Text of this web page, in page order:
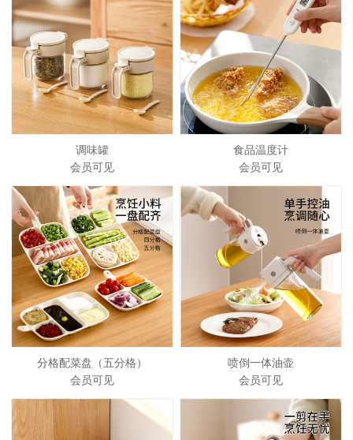
调味罐
会员可见
食品温度计
会员可见
分格配菜盘（五分格）
会员可见
喷倒一体油壶
会员可见